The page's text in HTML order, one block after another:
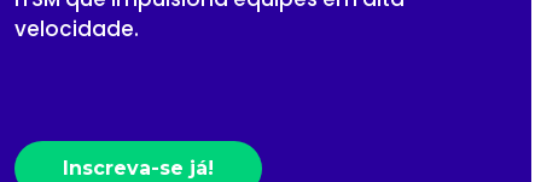
velocidade.
Inscreva-se já!